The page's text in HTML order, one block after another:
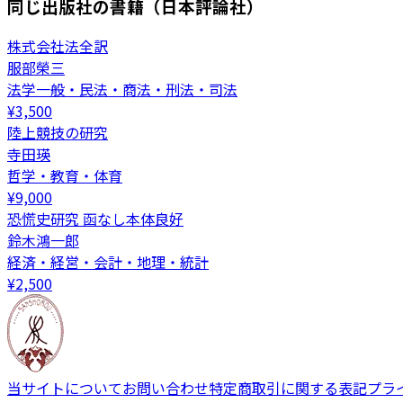
同じ出版社の書籍（日本評論社）
株式会社法全訳
服部榮三
法学一般・民法・商法・刑法・司法
¥3,500
陸上競技の研究
寺田瑛
哲学・教育・体育
¥9,000
恐慌史研究 函なし本体良好
鈴木鴻一郎
経済・経営・会計・地理・統計
¥2,500
当サイトについてお問い合わせ特定商取引に関する表記プラ